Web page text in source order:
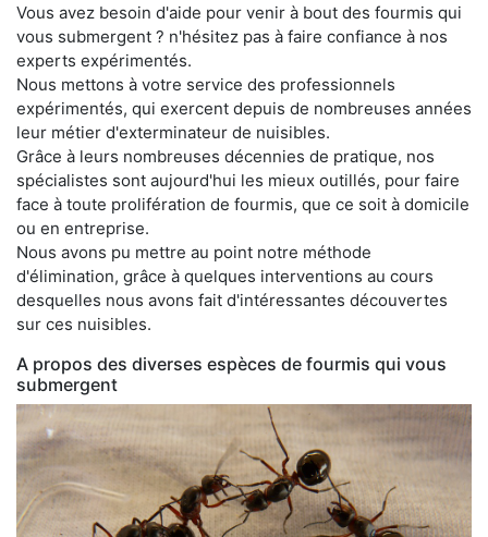
Vous avez besoin d'aide pour venir à bout des fourmis qui
vous submergent ? n'hésitez pas à faire confiance à nos
experts expérimentés.
Nous mettons à votre service des professionnels
expérimentés, qui exercent depuis de nombreuses années
leur métier d'exterminateur de nuisibles.
Grâce à leurs nombreuses décennies de pratique, nos
spécialistes sont aujourd'hui les mieux outillés, pour faire
face à toute prolifération de fourmis, que ce soit à domicile
ou en entreprise.
Nous avons pu mettre au point notre méthode
d'élimination, grâce à quelques interventions au cours
desquelles nous avons fait d'intéressantes découvertes
sur ces nuisibles.
A propos des diverses espèces de fourmis qui vous
submergent